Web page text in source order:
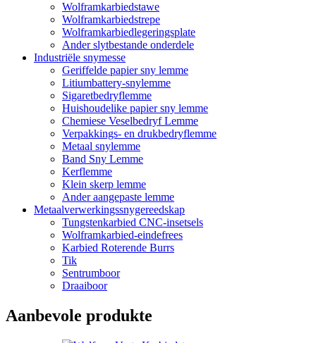
Wolframkarbiedstawe
Wolframkarbiedstrepe
Wolframkarbiedlegeringsplate
Ander slytbestande onderdele
Industriële snymesse
Geriffelde papier sny lemme
Litiumbattery-snylemme
Sigaretbedryflemme
Huishoudelike papier sny lemme
Chemiese Veselbedryf Lemme
Verpakkings- en drukbedryflemme
Metaal snylemme
Band Sny Lemme
Kerflemme
Klein skerp lemme
Ander aangepaste lemme
Metaalverwerkingssnygereedskap
Tungstenkarbied CNC-insetsels
Wolframkarbied-eindefrees
Karbied Roterende Burrs
Tik
Sentrumboor
Draaiboor
Aanbevole produkte